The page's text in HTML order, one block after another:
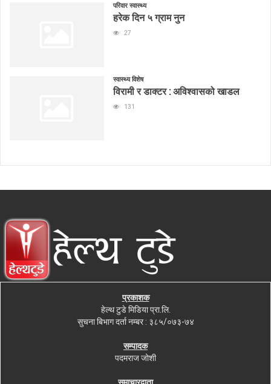
परिवार स्वास्थ्य
हरेक दिन ५ ग्राम नुन
27
स्वास्थ्य विशेष
विरामी र डाक्टर : अविश्वासको खाडल
131
प्रकाशक
हेल्थ टुडे मिडिया प्रा.लि.
सुचना बिभाग दर्ता नम्बर : ३८५/०७३-७४
सम्पादक
पदमराज जोशी